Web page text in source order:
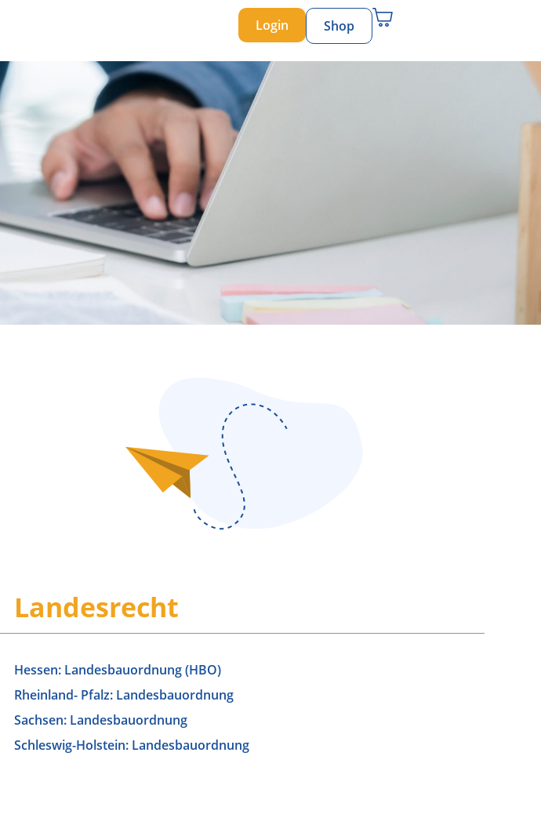
Login Shop
Landesrecht
Hessen: Landesbauordnung (HBO)
Rheinland- Pfalz: Landesbauordnung
Sachsen: Landesbauordnung
Schleswig-Holstein: Landesbauordnung